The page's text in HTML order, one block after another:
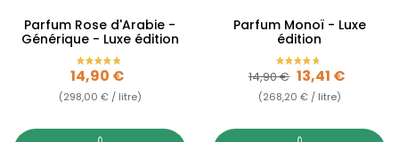
Parfum Rose d'Arabie -
Générique - Luxe édition
Prix
14,90 €
(298,00 € / litre)
Parfum Monoï - Luxe
édition
Prix de base
14,90 € Prix
13,41 €
(268,20 € / litre)